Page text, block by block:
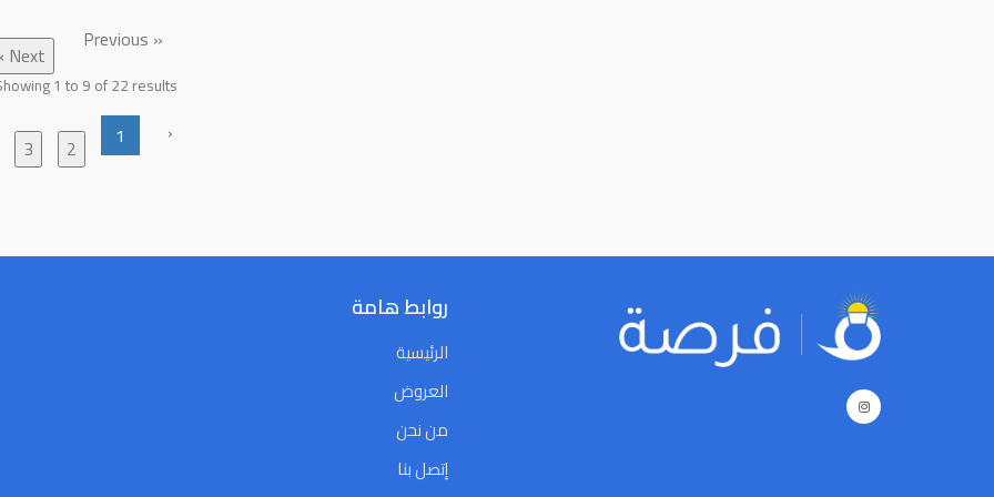
« Previous
Next »
1 to9of22results
‹
1
2
3
روابط هامة
الرئيسية
العروض
من نحن
إتصل بنا